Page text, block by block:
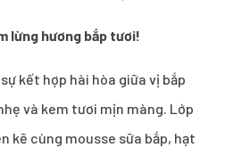
lừng hương bắp tươi!
kết hợp hài hòa giữa vị bắp
và kem tươi mịn màng. Lớp
kẽ cùng mousse sữa bắp, hạt